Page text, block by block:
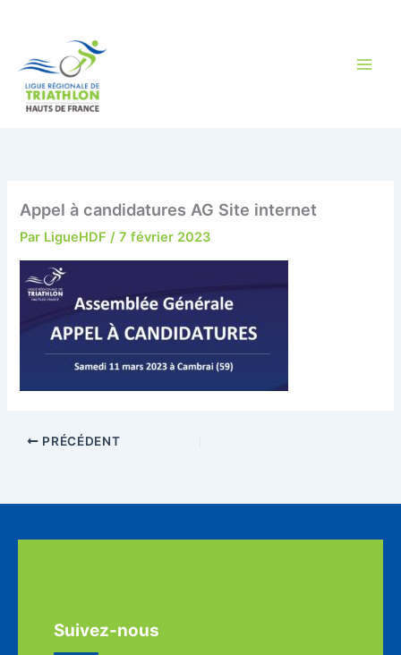
Appel à candidatures AG Site internet
Par LigueHDF/7 février 2023
PRÉCÉDENT
Suivez-nous